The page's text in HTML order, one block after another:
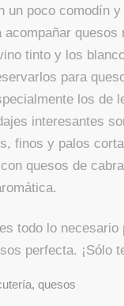
un poco comodín
acompañar quesos
tinto y los
para
los de
interesantes
finos y palos
quesos de
todo lo necesario
perfecta. ¡Sólo
, quesos